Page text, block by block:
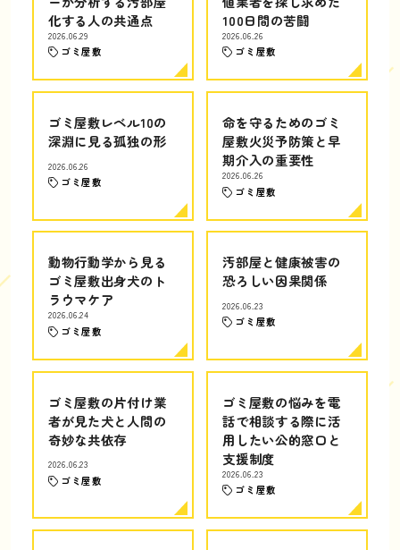
化する人の共通点
2026.06.29
ゴミ屋敷
100日間の苦闘
2026.06.26
ゴミ屋敷
ゴミ屋敷レベル10の
深淵に見る孤独の形
2026.06.26
ゴミ屋敷
命を守るためのゴミ
屋敷火災予防策と早
期介入の重要性
2026.06.26
ゴミ屋敷
動物行動学から見る
ゴミ屋敷出身犬のト
ラウマケア
2026.06.24
ゴミ屋敷
汚部屋と健康被害の
恐ろしい因果関係
2026.06.23
ゴミ屋敷
ゴミ屋敷の片付け業
者が見た犬と人間の
奇妙な共依存
2026.06.23
ゴミ屋敷
ゴミ屋敷の悩みを電
話で相談する際に活
用したい公的窓口と
支援制度
2026.06.23
ゴミ屋敷